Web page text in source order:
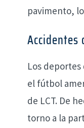
pavimento,
Los
el fútbol
de LCT. De
torno a la